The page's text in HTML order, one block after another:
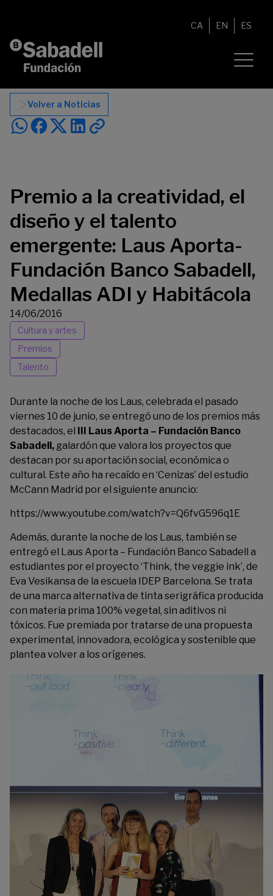
CA EN ES
Volver a Noticias
Premio a la creatividad, el
diseño y el talento
emergente: Laus Aporta-
Fundación Banco Sabadell,
Medallas ADI y Habitácola
14/06/2016
Cultura y artes
Premios
Talento
Durante la noche de los Laus, celebrada el pasado
viernes 10 de junio, se entregó uno de los premios más
destacados, el III Laus Aporta – Fundación Banco
Sabadell, galardón que valora los proyectos que
destacan por su aportación social, económica o
cultural. Este año ha recaído en ‘Cenizas’ del estudio
McCann Madrid por el siguiente anuncio:
https://www.youtube.com/watch?v=Q6fvG596q1E
Además, durante la noche de los Laus, también se
entregó el Laus Aporta – Fundación Banco Sabadell a
estudiantes por el proyecto ‘Think, the veggie ink’, de
Eva Vesikansa de la escuela IDEP Barcelona. Se trata
de una marca alternativa de tinta serigráfica producida
con materia prima 100% vegetal, sin aditivos ni
tóxicos. Fue premiada por tratarse de una propuesta
experimental, innovadora, ecológica y sostenible que
plantea volver a los orígenes.